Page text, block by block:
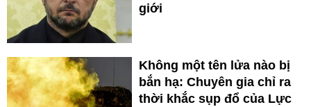
giới
Không một tên lửa nào bị
bắn hạ: Chuyên gia chỉ ra
thời khắc sụp đổ của Lực